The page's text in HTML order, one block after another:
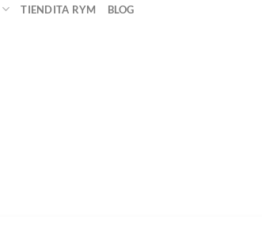
TIENDITA RYM BLOG